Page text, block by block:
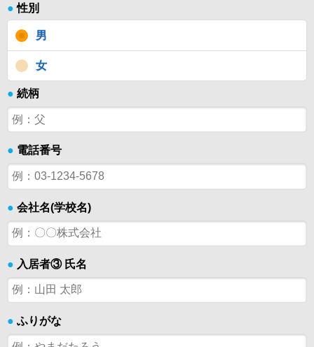
● 性別
男
女
● 続柄
● 電話番号
● 会社名(学校名)
● 入居者③ 氏名
● ふりがな